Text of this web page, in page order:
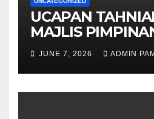
UCAPAN
MAJLIS
TERTINGGI PAMS
SELURUH
JUNE 7, 2026 ADMIN